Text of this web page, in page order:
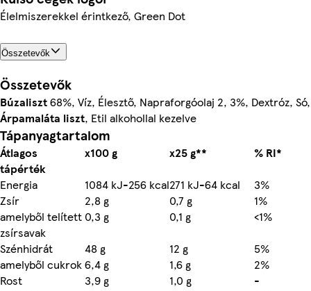
Élelmiszerekkel érintkező, Green Dot
Összetevők
Összetevők
Búzaliszt68%, Víz, Élesztő, Napraforgóolaj 2, 3%, Dextróz, Só,
Árpamaláta liszt, Etil alkohollal kezelve
Tápanyagtartalom
Átlagos
tápérték
x100 g x25 g**
% RI*
Energia
1084 kJ-256 kcal271 kJ-64 kcal
3%
Zsír
2,8 g 0,7 g
1%
amelyből telített
zsírsavak
0,3 g 0,1 g
<1%
Szénhidrát
48 g 12 g
5%
amelyből cukrok6,4 g 1,6 g
2%
Rost
3,9 g 1,0 g
-